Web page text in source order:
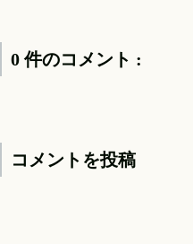
0 件のコメント :
コメントを投稿